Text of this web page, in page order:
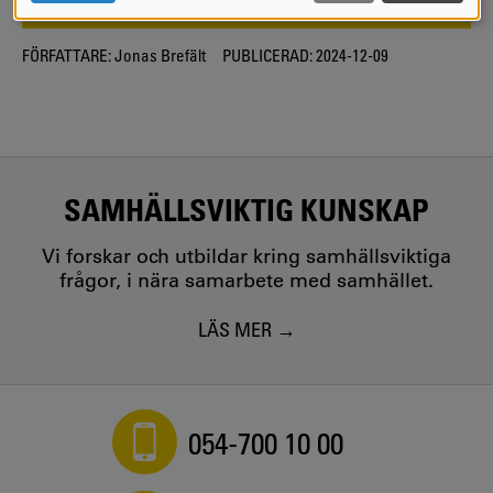
FÖRFATTARE:Jonas Brefält PUBLICERAD:2024-12-09
SAMHÄLLSVIKTIG KUNSKAP
Vi forskar och utbildar kring samhällsviktiga
frågor, i nära samarbete med samhället.
LÄS MER
054-700 10 00
COOKIES